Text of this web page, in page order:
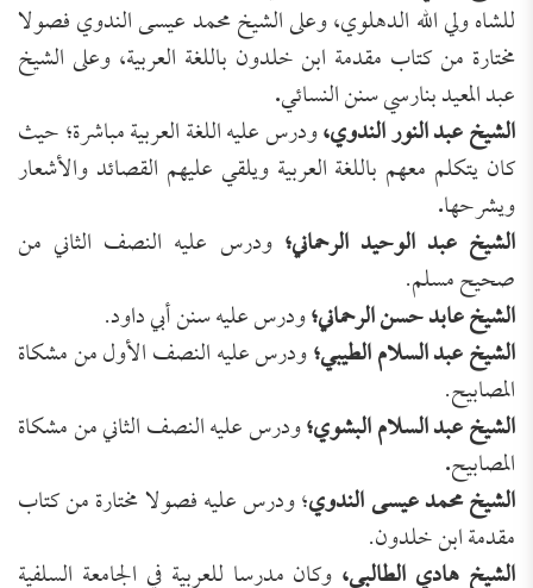
للشاه ولي الله الدهلوي، وعلى الشيخ محمد عيسى الندوي فصولا
مختارة من كتاب مقدمة ابن خلدون باللغة العربية، وعلى الشيخ
عبد المعيد بنارسي سنن النسائي.
الشيخ عبد النور الندوي،ودرس عليه اللغة العربية مباشرة؛ حيث
كان يتكلم معهم باللغة العربية ويلقي عليهم القصائد والأشعار
ويشرحها.
الشيخ عبد الوحيد الرحماني؛ودرس عليه النصف الثاني من
صحيح مسلم.
الشيخ عابد حسن الرحماني؛ودرس عليه سنن أبي داود.
الشيخ عبد السلام الطيبي؛ودرس عليه النصف الأول من مشكاة
المصابيح.
الشيخ عبد السلام البشوي؛ودرس عليه النصف الثاني من مشكاة
المصابيح.
الشيخ محمد عيسى الندوي؛ ودرس عليه فصولا مختارة من كتاب
مقدمة ابن خلدون.
الشيخ هادي الطالبي، وكان مدرسا للعربية في الجامعة السلفية